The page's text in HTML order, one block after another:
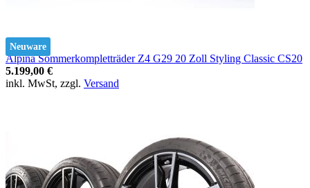
Neuware
Alpina Sommerkompletträder Z4 G29 20 Zoll Styling Classic CS20
5.199,00 €
inkl. MwSt, zzgl. Versand